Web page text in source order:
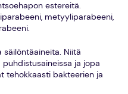
estereitä.
metyyliparabeeni,
Niitä
ja jopa
tehokkaasti bakteerien ja